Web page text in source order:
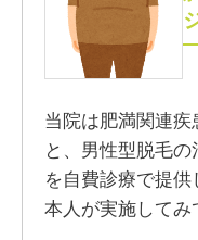
当院は肥満関連疾
と、男性型脱毛
を自費診療で提
本人が実施して